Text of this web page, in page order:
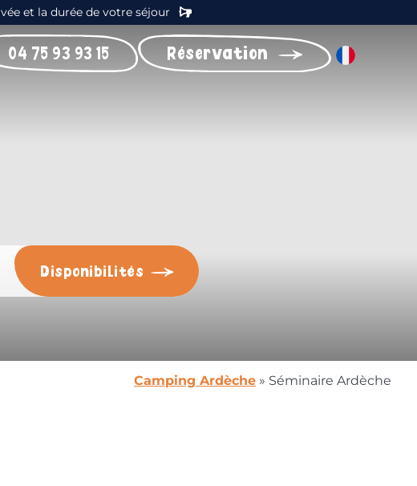
et la durée de votre séjour
04 75 93 93 15 Réservation
Disponibilités
Camping Ardèche » Séminaire Ardèche